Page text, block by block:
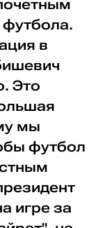
в
Это
мы
футбол
игре за